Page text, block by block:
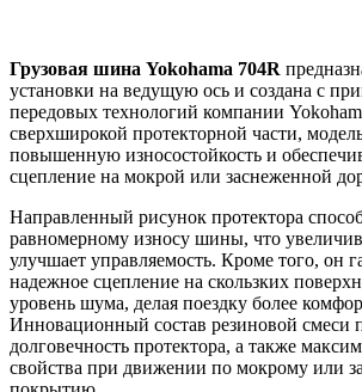
Грузовая шина Yokohama 704R
установки на ведущую ось и создана с
передовых технологий компании
сверхширокой протекторной части,
повышенную износостойкость и
сцепление на мокрой или заснеженной
Направленный рисунок протектора
равномерному износу шины, что
улучшает управляемость. Кроме того, он
надежное сцепление на скользких
уровень шума, делая поездку более
Инновационный состав резиновой смеси
долговечность протектора, а также
свойства при движении по мокрому или